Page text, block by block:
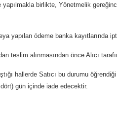
birlikte, Yönetmelik
yapılan ödeme banka
teslim alınmasından önce Alıcı
hallerde Satıcı bu durumu
gün içinde iade edecektir.